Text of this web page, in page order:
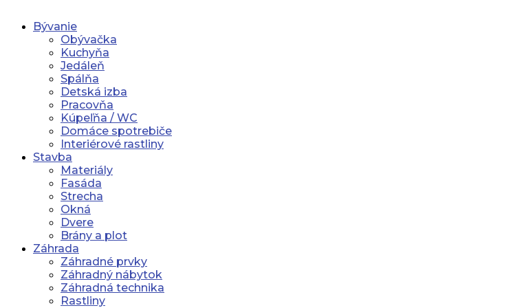
Bývanie
Obývačka
Kuchyňa
Jedáleň
Spálňa
Detská izba
Pracovňa
Kúpeľňa / WC
Domáce spotrebiče
Interiérové rastliny
Stavba
Materiály
Fasáda
Strecha
Okná
Dvere
Brány a plot
Záhrada
Záhradné prvky
Záhradný nábytok
Záhradná technika
Rastliny